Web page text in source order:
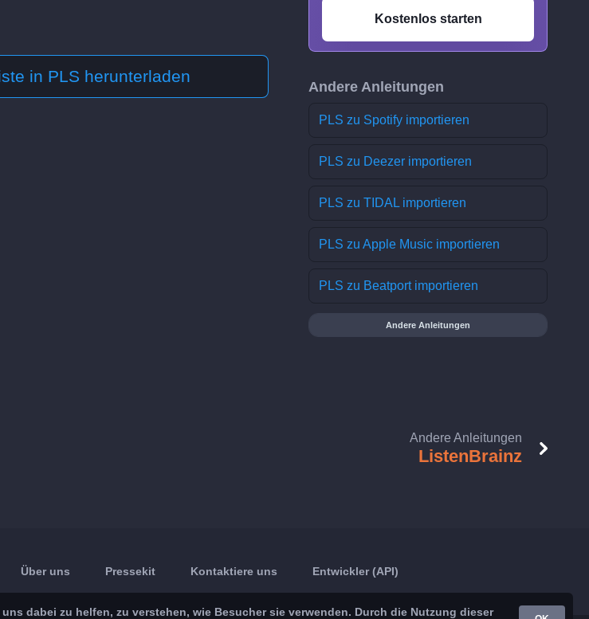
in PLS herunterladen
Kostenlos starten
Andere Anleitungen
PLS zu Spotify importieren
PLS zu Deezer importieren
PLS zu TIDAL importieren
PLS zu Apple Music importieren
PLS zu Beatport importieren
Andere Anleitungen
Andere Anleitungen
ListenBrainz
Über uns Pressekit Kontaktiere uns Entwickler (API)
dabei zu helfen, zu verstehen, wie Besucher sie verwenden. Durch die Nutzung dieser